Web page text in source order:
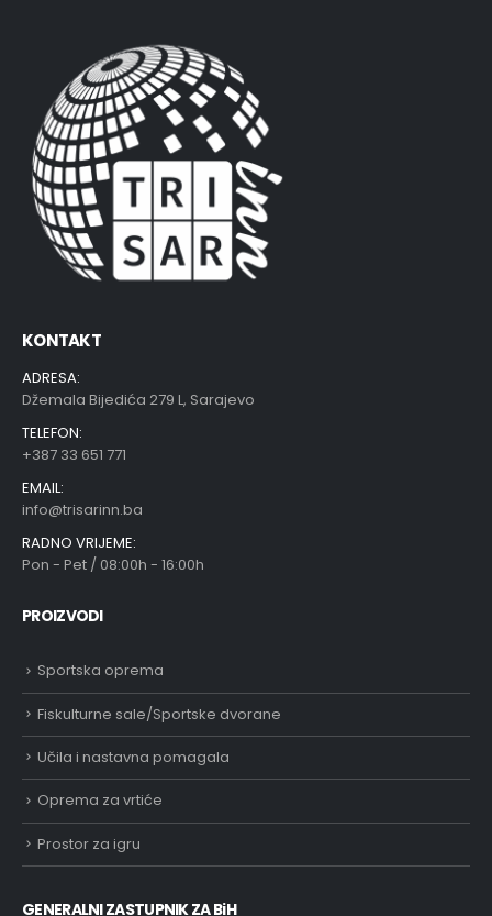
KONTAKT
ADRESA:
Džemala Bijedića 279 L, Sarajevo
TELEFON:
+387 33 651 771
EMAIL:
info@trisarinn.ba
RADNO VRIJEME:
Pon - Pet / 08:00h - 16:00h
PROIZVODI
Sportska oprema
Fiskulturne sale/Sportske dvorane
Učila i nastavna pomagala
Oprema za vrtiće
Prostor za igru
GENERALNI ZASTUPNIK ZA BiH